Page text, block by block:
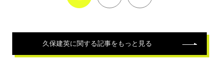
久保建英に関する記事をもっと見る